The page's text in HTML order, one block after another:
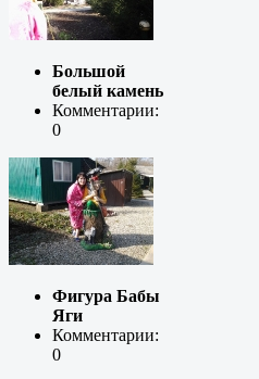
Большой
белый камень
Комментарии:
0
Фигура Бабы
Яги
Комментарии:
0